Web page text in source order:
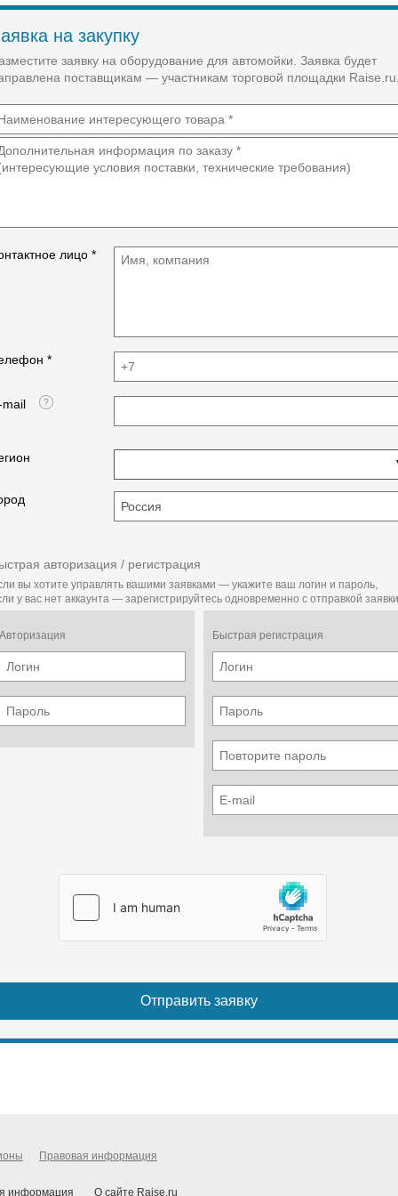
на закупку
заявку на оборудование для автомойки. Заявка будет
поставщикам — участникам торговой площадки
лицо *
*
mail
авторизация / регистрация
вы хотите управлять вашими заявками — укажите ваш логин и пароль,
у вас нет аккаунта — зарегистрируйтесь одновременно с отправкой
Авторизация Быстрая регистрация
Правовая информация
информация О сайте Raise.ru